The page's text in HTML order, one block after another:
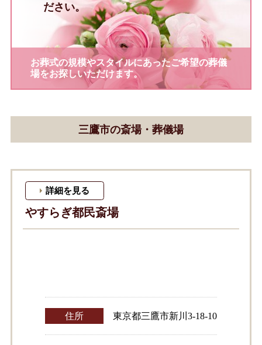
ださい。
お葬式の規模やスタイルにあったご希望の葬儀
場をお探しいただけます。
三鷹市の斎場・葬儀場
やすらぎ都民斎場
詳細を見る
住所 東京都三鷹市新川3-18-10